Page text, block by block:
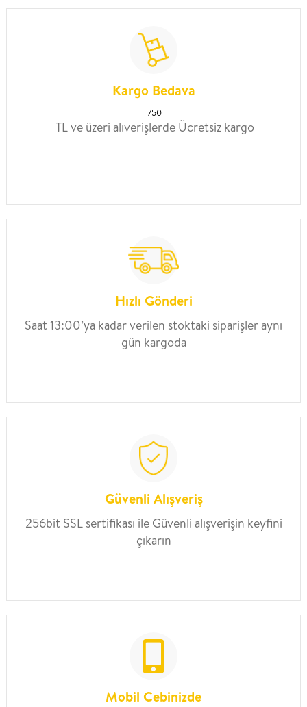
Kargo Bedava
750
TL ve üzeri alıverişlerde Ücretsiz kargo
Hızlı Gönderi
Saat 13:00’ya kadar verilen stoktaki siparişler aynı
gün kargoda
Güvenli Alışveriş
256bit SSL sertifikası ile Güvenli alışverişin keyfini
çıkarın
Mobil Cebinizde